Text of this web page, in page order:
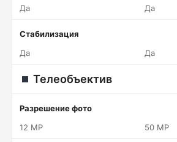
Да
Да
Стабилизация
Да
Да
Телеобъектив
Разрешение фото
12 MP
50 MP